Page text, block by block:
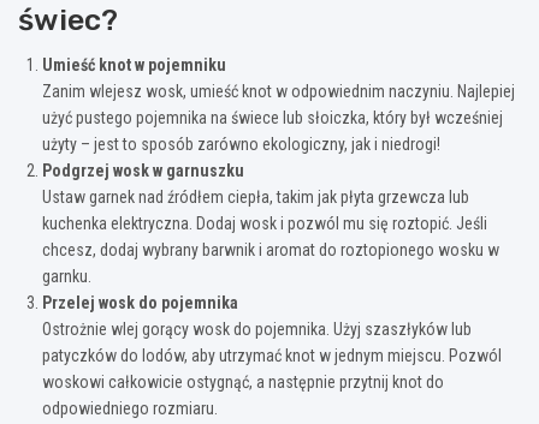
świec?
Umieść knot w pojemniku
Zanim wlejesz wosk, umieść knot w odpowiednim naczyniu. Najlepiej
użyć pustego pojemnika na świece lub słoiczka, który był wcześniej
użyty – jest to sposób zarówno ekologiczny, jak i niedrogi!
Podgrzej wosk w garnuszku
Ustaw garnek nad źródłem ciepła, takim jak płyta grzewcza lub
kuchenka elektryczna. Dodaj wosk i pozwól mu się roztopić. Jeśli
chcesz, dodaj wybrany barwnik i aromat do roztopionego wosku w
garnku.
Przelej wosk do pojemnika
Ostrożnie wlej gorący wosk do pojemnika. Użyj szaszłyków lub
patyczków do lodów, aby utrzymać knot w jednym miejscu. Pozwól
woskowi całkowicie ostygnąć, a następnie przytnij knot do
odpowiedniego rozmiaru.